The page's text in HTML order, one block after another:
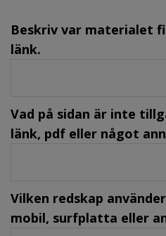
Beskriv var materialet
länk.
Vad på sidan är inte
länk, pdf eller något
Vilken redskap
mobil, surfplatta eller